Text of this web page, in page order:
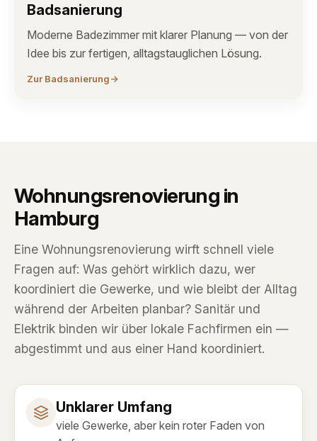
Badsanierung
Moderne Badezimmer mit klarer Planung — von der
Idee bis zur fertigen, alltagstauglichen Lösung.
Zur Badsanierung→
Wohnungsrenovierung in
Hamburg
Eine Wohnungsrenovierung wirft schnell viele
Fragen auf: Was gehört wirklich dazu, wer
koordiniert die Gewerke, und wie bleibt der Alltag
während der Arbeiten planbar? Sanitär und
Elektrik binden wir über lokale Fachfirmen ein —
abgestimmt und aus einer Hand koordiniert.
Unklarer Umfang
viele Gewerke, aber kein roter Faden von